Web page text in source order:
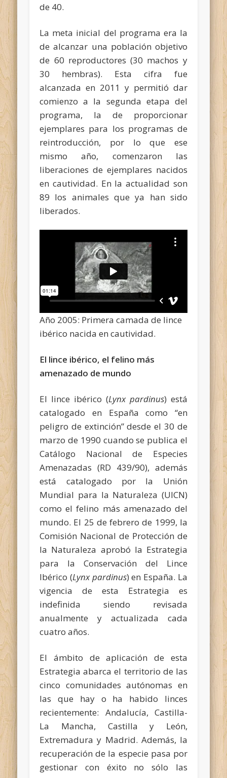
de 40.
La meta inicial del programa era la
de alcanzar una población objetivo
de 60 reproductores (30 machos y
30 hembras). Esta cifra fue
alcanzada en 2011 y permitió dar
comienzo a la segunda etapa del
programa, la de proporcionar
ejemplares para los programas de
reintroducción, por lo que ese
mismo año, comenzaron las
liberaciones de ejemplares nacidos
en cautividad. En la actualidad son
89 los animales que ya han sido
liberados.
Año 2005: Primera camada de lince
ibérico nacida en cautividad.
El lince ibérico, el felino más
amenazado de mundo
El lince ibérico (Lynx pardinus) está
catalogado en España como “en
peligro de extinción” desde el 30 de
marzo de 1990 cuando se publica el
Catálogo Nacional de Especies
Amenazadas (RD 439/90), además
está catalogado por la Unión
Mundial para la Naturaleza (UICN)
como el felino más amenazado del
mundo. El 25 de febrero de 1999, la
Comisión Nacional de Protección de
la Naturaleza aprobó la Estrategia
para la Conservación del Lince
Ibérico (Lynx pardinus) en España. La
vigencia de esta Estrategia es
indefinida siendo revisada
anualmente y actualizada cada
cuatro años.
El ámbito de aplicación de esta
Estrategia abarca el territorio de las
cinco comunidades autónomas en
las que hay o ha habido linces
recientemente: Andalucía, Castilla-
La Mancha, Castilla y León,
Extremadura y Madrid. Además, la
recuperación de la especie pasa por
gestionar con éxito no sólo las